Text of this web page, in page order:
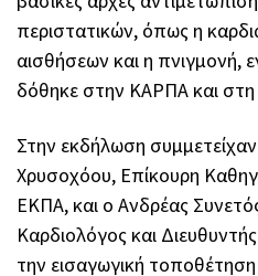
περιστατικών, όπως η
αισθήσεων και η πνιγμονή,
δόθηκε στην ΚΑΡΠΑ και στη
Στην εκδήλωση
Χρυσοχόου, Επίκουρη
ΕΚΠΑ, και ο Ανδρέας
Καρδιολόγος και
την εισαγωγική